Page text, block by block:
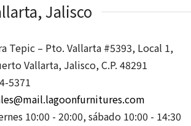
Jalisco
Tepic – Pto. Vallarta #5393, Local 1,
Vallarta, Jalisco, C.P. 48291
5371
10:00 - 20:00, sábado 10:00 - 14:30